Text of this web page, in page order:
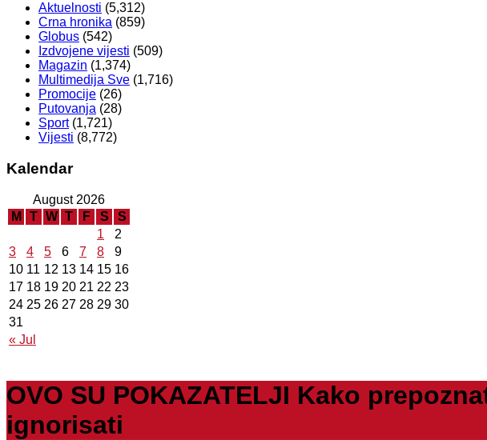
Aktuelnosti (5,312)
Crna hronika (859)
Globus (542)
Izdvojene vijesti (509)
Magazin (1,374)
Multimedija Sve (1,716)
Promocije (26)
Putovanja (28)
Sport(1,721)
Vijesti (8,772)
Kalendar
August 2026
M
T W T F S S
« Jul
1
2
3
4 5 6 7 8
9
10 11 12 13 14 15 16
17 18 19 20 21 22 23
24 25 26 27 28 29 30
31
OVO SU POKAZATELJI Kako
ignorisati